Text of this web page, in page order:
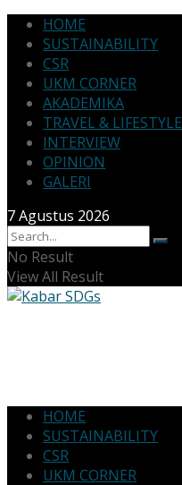
HOME
SUSTAINABILITY
CSR
UKM CORNER
AKADEMIKA
TRAVEL & LIFESTYLE
INTERVIEW
OPINION
GALERI
7 Agustus 2026
No Result
View All Result
HOME
SUSTAINABILITY
CSR
UKM CORNER